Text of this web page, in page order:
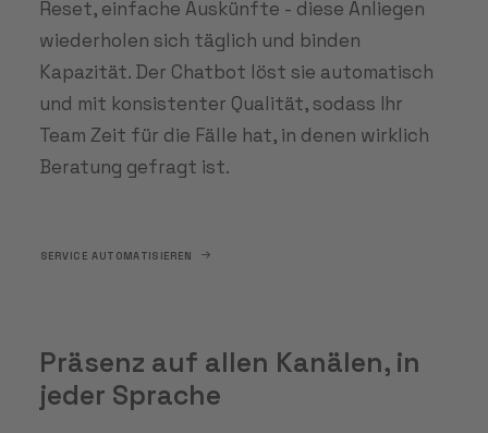
Reset, einfache Auskünfte - diese Anliegen
wiederholen sich täglich und binden
Kapazität. Der Chatbot löst sie automatisch
und mit konsistenter Qualität, sodass Ihr
Team Zeit für die Fälle hat, in denen wirklich
Beratung gefragt ist.
SERVICE AUTOMATISIEREN
Präsenz auf allen Kanälen, in
jeder Sprache